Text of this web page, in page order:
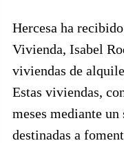
Hercesa ha
Vivienda, Isabel
viviendas de
Estas viviendas,
meses mediante
destinadas a